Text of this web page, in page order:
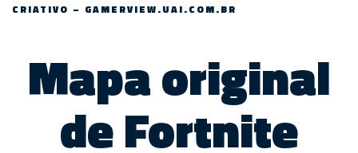
CRIATIVO – GAMERVIEW.UAI.COM.BR
Mapa original
de Fortnite